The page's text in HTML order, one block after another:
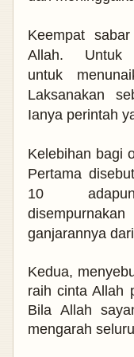
Keempat
Allah. Untuk
untuk
Laksanakan
Ianya perintah
Kelebihan bagi
Pertama
10
ganjarannya
Kedua,
raih cinta Allah
Bila Allah
mengarah